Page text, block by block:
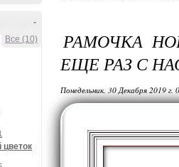
-
Все (10)
РАМОЧКА
ЕЩЕ РАЗ С
Понедельник, 30 Декабря 2019 г.